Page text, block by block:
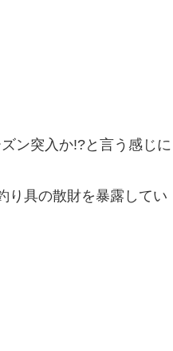
ン突入か!?と言う感じに
り具の散財を暴露してい